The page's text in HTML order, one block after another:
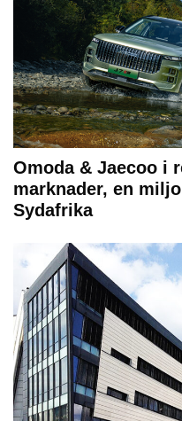
Omoda & Jaecoo i
marknader, en
Sydafrika